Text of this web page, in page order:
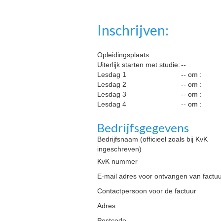
Inschrijven:
Opleidingsplaats:
Uiterlijk starten met studie:--
Lesdag 1
-- om :
Lesdag 2
-- om :
Lesdag 3
-- om :
Lesdag 4
-- om :
Bedrijfsgegevens
Bedrijfsnaam (officieel zoals bij KvK
ingeschreven)
KvK nummer
E-mail adres voor ontvangen van
Contactpersoon voor de factuur
Adres